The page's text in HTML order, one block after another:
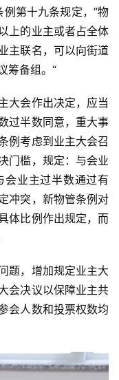
第十九条规定，”物
上的业主或者占全体
主联名，可以向街道
筹备组。“
大会作出决定，应当
过半数同意，重大事
例考虑到业主大会召
门槛，规定：与会业
会业主过半数通过有
冲突，新物管条例对
体比例作出规定，而
题，增加规定业主大
会决议以保障业主共
会人数和投票权数均